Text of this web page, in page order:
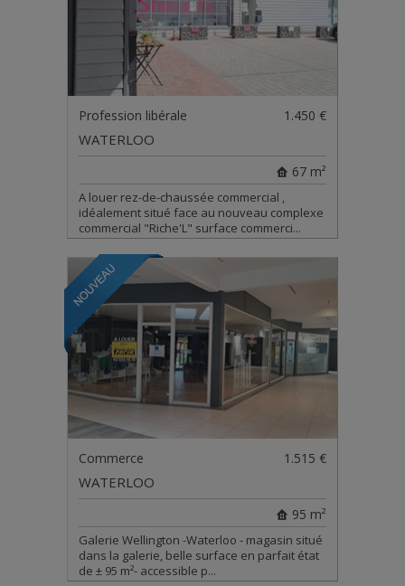
Profession libérale 1.450 €
WATERLOO
67 m²
A louer rez-de-chaussée commercial ,
idéalement situé face au nouveau complexe
commercial "Riche'L" surface commerci...
Commerce 1.515 €
WATERLOO
95 m²
Galerie Wellington -Waterloo - magasin situé
dans la galerie, belle surface en parfait état
de ± 95 m²- accessible p...